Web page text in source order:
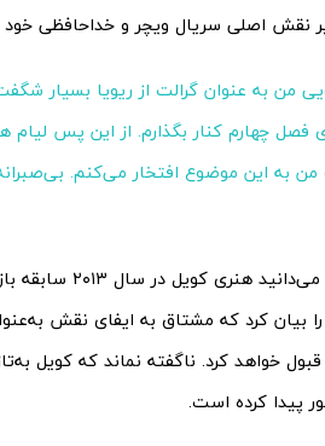
نقش اصلی سریال ویچر و خداحافظی خود
من به عنوان گرالت از ریویا بسیار
فصل چهارم کنار بگذارم. از این پس
به این موضوع افتخار می‌کنم.
بیان کرد که مشتاق به ایفای نقش
خواهد کرد. ناگفته نماند که کویل
پیدا کرده است.